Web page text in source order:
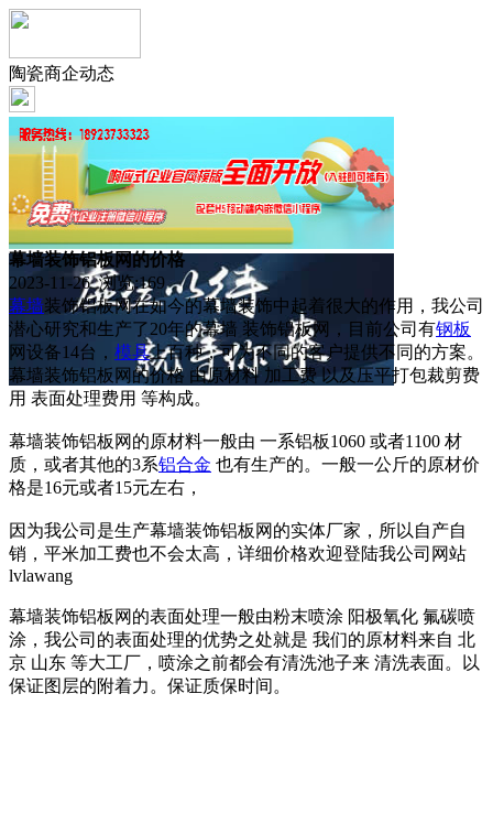
陶瓷商企动态
幕墙装饰铝板网的价格
2023-11-26 浏览:169
幕墙装饰铝板网在如今的幕墙装饰中起着很大的作用，我公司
潜心研究和生产了20年的幕墙 装饰铝板网，目前公司有钢板
网设备14台， 模具上百种，可为不同的客户提供不同的方案。
幕墙装饰铝板网的价格 由原材料 加工费 以及压平打包裁剪费
用 表面处理费用 等构成。
幕墙装饰铝板网的原材料一般由 一系铝板1060 或者1100 材
质，或者其他的3系铝合金 也有生产的。一般一公斤的原材价
格是16元或者15元左右，
因为我公司是生产幕墙装饰铝板网的实体厂家，所以自产自
销，平米加工费也不会太高，详细价格欢迎登陆我公司网站
lvlawang
幕墙装饰铝板网的表面处理一般由粉末喷涂 阳极氧化 氟碳喷
涂，我公司的表面处理的优势之处就是 我们的原材料来自 北
京 山东 等大工厂，喷涂之前都会有清洗池子来 清洗表面。以
保证图层的附着力。保证质保时间。